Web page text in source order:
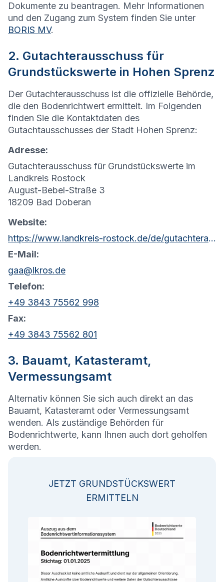
Dokumente zu beantragen. Mehr Informationen
und den Zugang zum System finden Sie unter
BORIS MV.
2. Gutachterausschuss für
Grundstückswerte in Hohen Sprenz
Der Gutachterausschuss ist die offizielle Behörde,
die den Bodenrichtwert ermittelt. Im Folgenden
finden Sie die Kontaktdaten des
Gutachtausschusses der Stadt Hohen Sprenz:
Adresse:
Gutachterausschuss für Grundstückswerte im
Landkreis Rostock
August-Bebel-Straße 3
18209 Bad Doberan
Website:
https://www.landkreis-rostock.de/de/gutachterausschuss/organisationseinheit/34/geschaeftsstelle_gutachterausschuss_fuer_grundstueckswerte.html
E-Mail:
gaa@lkros.de
Telefon:
+49 3843 75562 998
Fax:
+49 3843 75562 801
3. Bauamt, Katasteramt,
Vermessungsamt
Alternativ können Sie sich auch direkt an das
Bauamt, Katasteramt oder Vermessungsamt
wenden. Als zuständige Behörden für
Bodenrichtwerte, kann Ihnen auch dort geholfen
werden.
JETZT GRUNDSTÜCKSWERT
ERMITTELN